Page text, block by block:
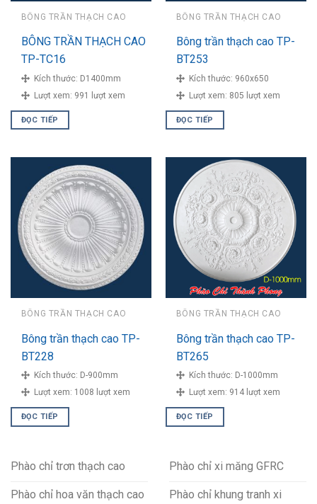
BÔNG TRẦN THẠCH CAO
BÔNG TRẦN THẠCH CAO
TP-TC16
Kích thước: D1400mm
Lượt xem: 991 lượt xem
ĐỌC TIẾP
BÔNG TRẦN THẠCH CAO
Bông trần thạch cao TP-
BT253
Kích thước: 960x650
Lượt xem: 805 lượt xem
ĐỌC TIẾP
BÔNG TRẦN THẠCH CAO
Bông trần thạch cao TP-
BT228
Kích thước: D-900mm
Lượt xem: 1008 lượt xem
ĐỌC TIẾP
BÔNG TRẦN THẠCH CAO
Bông trần thạch cao TP-
BT265
Kích thước: D-1000mm
Lượt xem: 914 lượt xem
ĐỌC TIẾP
Phào chỉ trơn thạch cao
Phào chỉ hoa văn thạch cao
Phào chỉ xi măng GFRC
Phào chỉ khung tranh xi